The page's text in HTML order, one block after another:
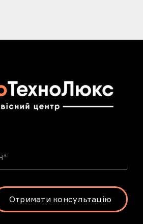
Отримати консультацію